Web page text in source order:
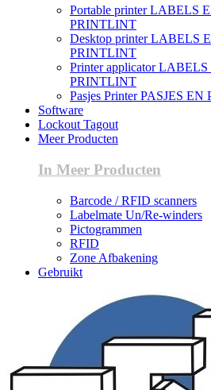
Portable printer LABELS
PRINTLINT
Desktop printer LABELS
PRINTLINT
Printer applicator LABELS
PRINTLINT
Pasjes Printer PASJES
Software
Lockout Tagout
Meer Producten
In Meer Producten
Barcode / RFID scanners
Labelmate Un/Re-winders
Pictogrammen
RFID
Zone Afbakening
Gebruikt